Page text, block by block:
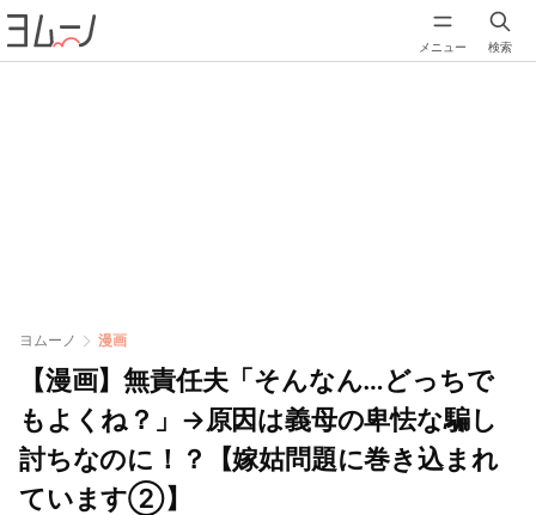
メニュー 検索
ヨムーノ 漫画
【漫画】無責任夫「そんなん…どっちで
もよくね？」→原因は義母の卑怯な騙し
討ちなのに！？【嫁姑問題に巻き込まれ
ています②】